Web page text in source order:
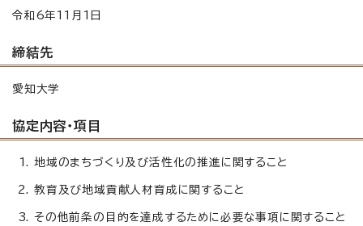
令和6年11月1日
締結先
愛知大学
協定内容・項目
地域のまちづくり及び活性化の推進に関すること
教育及び地域貢献人材育成に関すること
その他前条の目的を達成するために必要な事項に関すること